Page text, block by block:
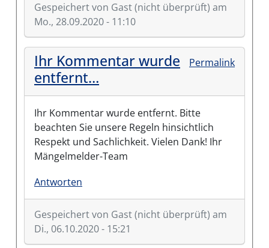
Gespeichert von Gast (nicht überprüft) am
Mo., 28.09.2020 - 11:10
Ihr Kommentar wurde
entfernt…
Permalink
Ihr Kommentar wurde entfernt. Bitte
beachten Sie unsere Regeln hinsichtlich
Respekt und Sachlichkeit. Vielen Dank! Ihr
Mängelmelder-Team
Antworten
Gespeichert von Gast (nicht überprüft) am
Di., 06.10.2020 - 15:21